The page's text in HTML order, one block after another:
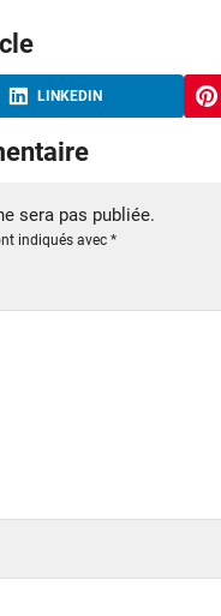
LINKEDIN
sera pas publiée.
indiqués avec *